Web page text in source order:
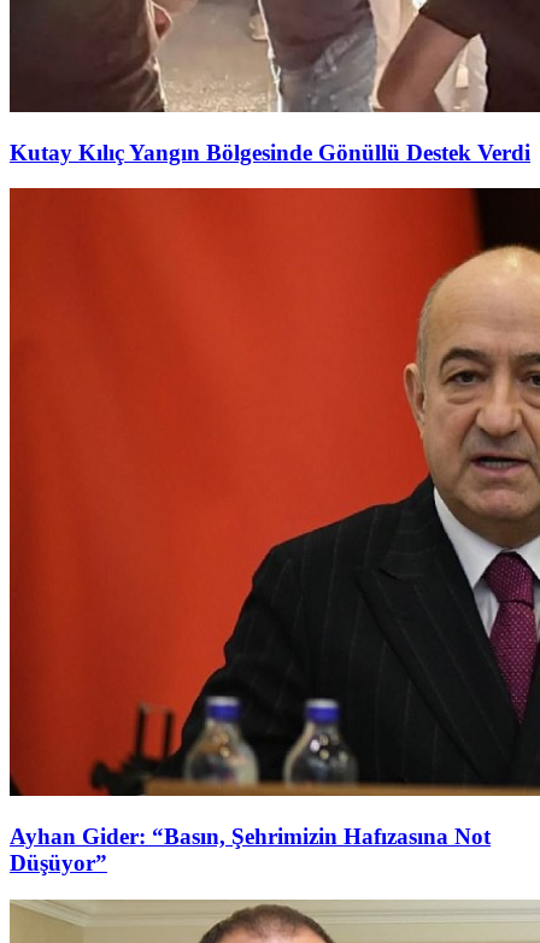
Kutay Kılıç Yangın Bölgesinde Gönüllü Destek Verdi
Ayhan Gider: “Basın, Şehrimizin Hafızasına Not
Düşüyor”